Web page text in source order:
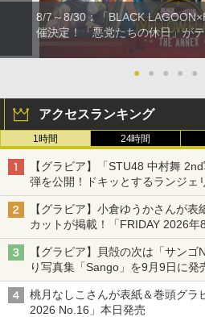
8/7～8/30：「BLACK
催決定！「悪党たちの休日」が
● ● ● ● ●
アクセスランキング
1時間 24時間
【グラビア】「STU48 中村舞
弾を公開！ドキッとするランジェ
【グラビア】小倉ゆうかさんが
カットが掲載！「FRIDAY 2026
【グラビア】貝殻の次は「サン
り写真集「Sango」を9月9日に発
桃月なしこさんが表紙＆巻頭グラ
2026 No.16」本日発売